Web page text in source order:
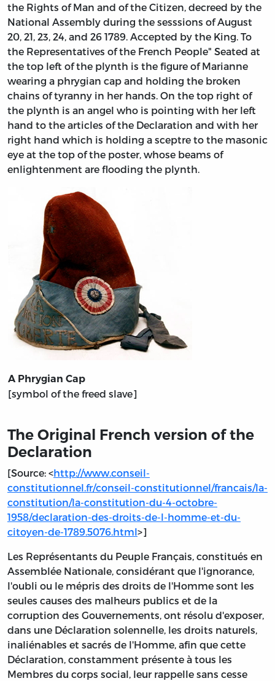
the Rights of Man and of the Citizen, decreed by the
National Assembly during the sesssions of August
20, 21, 23, 24, and 26 1789. Accepted by the King. To
the Representatives of the French People" Seated at
the top left of the plynth is the figure of Marianne
wearing a phrygian cap and holding the broken
chains of tyranny in her hands. On the top right of
the plynth is an angel who is pointing with her left
hand to the articles of the Declaration and with her
right hand which is holding a sceptre to the masonic
eye at the top of the poster, whose beams of
enlightenment are flooding the plynth.
A Phrygian Cap
[symbol of the freed slave]
The Original French version of the
Declaration
[Source: <http://www.conseil-
constitutionnel.fr/conseil-constitutionnel/francais/la-
constitution/la-constitution-du-4-octobre-
1958/declaration-des-droits-de-l-homme-et-du-
citoyen-de-1789.5076.html>]
Les Représentants du Peuple Français, constitués en
Assemblée Nationale, considérant que l'ignorance,
l'oubli ou le mépris des droits de l'Homme sont les
seules causes des malheurs publics et de la
corruption des Gouvernements, ont résolu d'exposer,
dans une Déclaration solennelle, les droits naturels,
inaliénables et sacrés de l'Homme, afin que cette
Déclaration, constamment présente à tous les
Membres du corps social, leur rappelle sans cesse